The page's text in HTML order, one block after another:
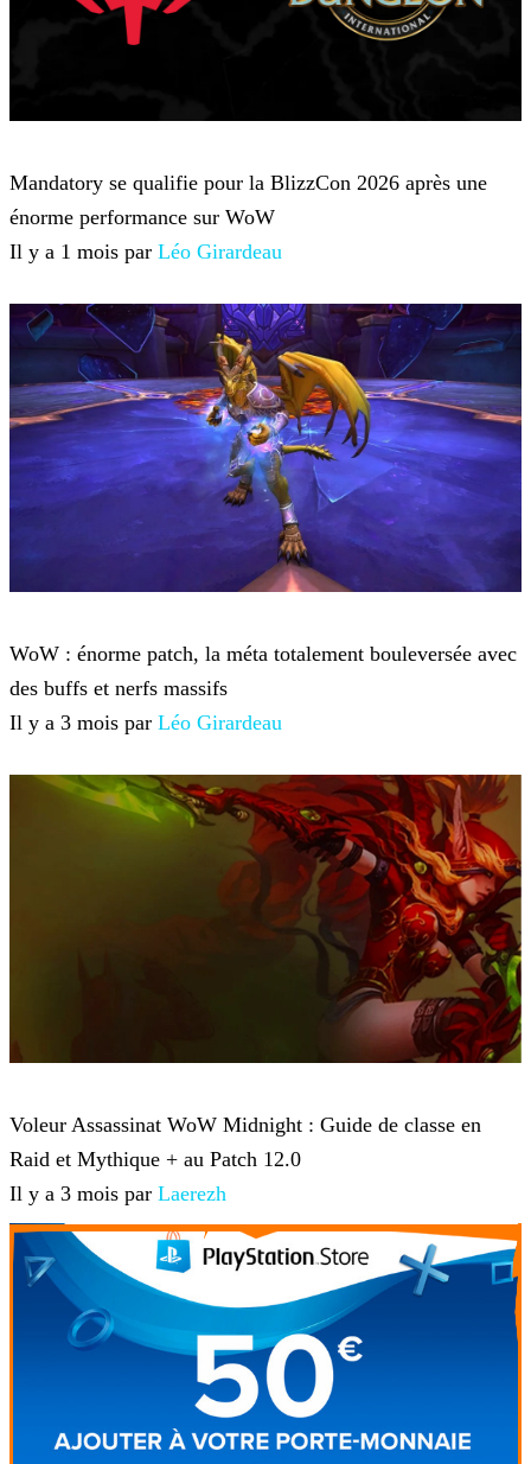
Mandatory se qualifie pour la BlizzCon 2026 après une
énorme performance sur WoW
Il y a 1 mois par Léo Girardeau
WoW : énorme patch, la méta totalement bouleversée avec
des buffs et nerfs massifs
Il y a 3 mois par Léo Girardeau
Voleur Assassinat WoW Midnight : Guide de classe en
Raid et Mythique + au Patch 12.0
Il y a 3 mois par Laerezh